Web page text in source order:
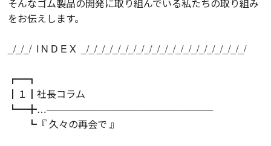
そんなゴム製品の開発に取り組んでいる私たちの取り組み
をお伝えします。
_/_/_/ I N D E X _/_/_/_/_/_/_/_/_/_/_/_/_/_/_/_/_/_/_/_/_/
┏━┓
┃１┃社長コラム
┗━╋…─────────────────────────
┗『 久々の再会で 』